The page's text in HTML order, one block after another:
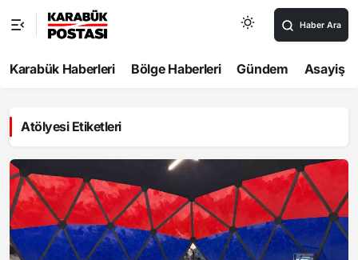
Haber Ara
Karabük Haberleri Bölge Haberleri Gündem Asayiş
Atölyesi Etiketleri